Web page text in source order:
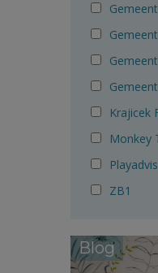
Krajicek
Monkey
ZB1
Blog